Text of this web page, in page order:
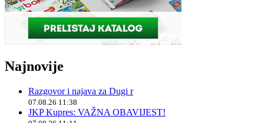
Najnovije
Razgovor i najava za Dugi r
07.08.26 11:38
JKP Kupres: VAŽNA OBAVIJEST!